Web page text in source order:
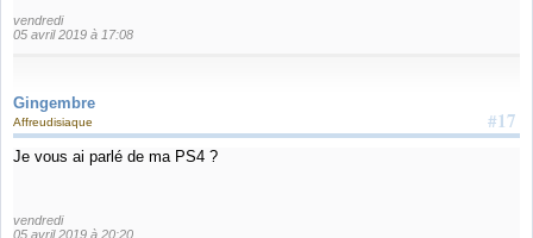
vendredi
05 avril 2019 à 17:08
Gingembre
#17
Affreudisiaque
Je vous ai parlé de ma PS4 ?
vendredi
05 avril 2019 à 20:20